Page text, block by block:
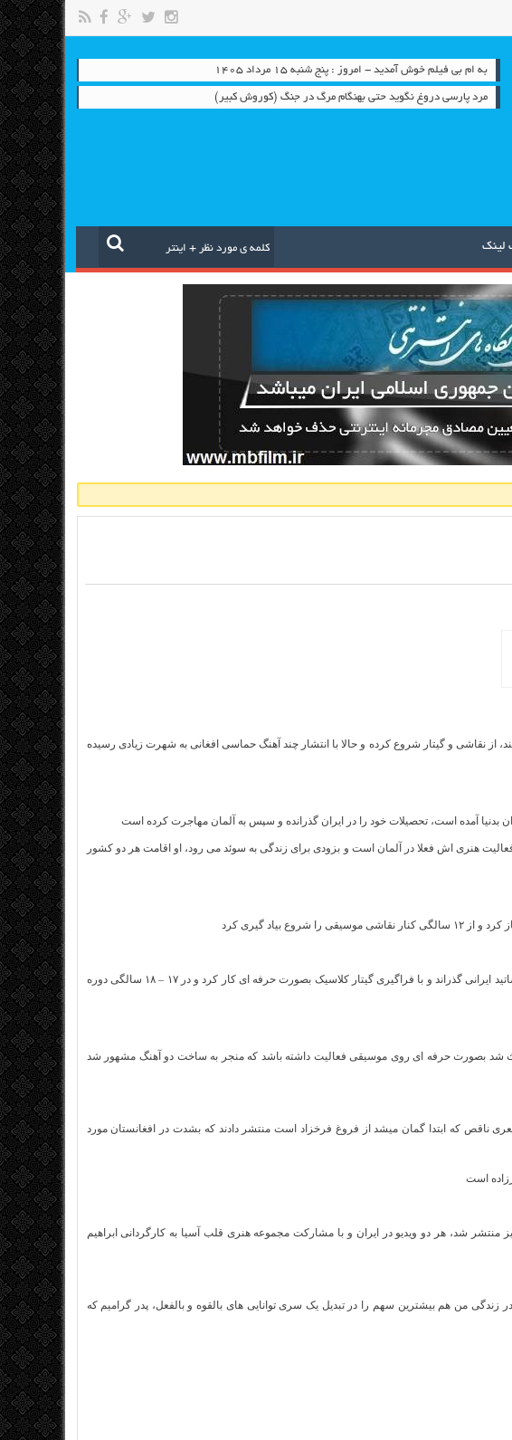
به ام بی فیلم خوش آمدید - امروز : پنج شنبه ۱۵ مرداد ۱۴۰۵
مرد پارسی دروغ نگوید حتی بهنگام مرگ در جنگ (کوروش کبیر)
لینک
از نقاشی و گیتار شروع کرده و حالا با انتشار چند آهنگ حماسی افغانی به شهرت زیادی رسیده
بدنیا آمده است، تحصیلات خود را در ایران گذرانده و سپس به آلمان مهاجرت کرده است
هنری اش فعلا در آلمان است و بزودی برای زندگی به سوئد می رود، او اقامت هر دو کشور
از ۱۲ سالگی دوره های موسیقی سلفژ و نت خوانی را با یکی از اساتید ایرانی گذراند و با فراگیری گیتار کلاسیک بصورت حرفه ای کار کرد و در ۱۷ – ۱۸ سالگی دوره
شد بصورت حرفه ای روی موسیقی فعالیت داشته باشد که منجر به ساخت دو آهنگ مشهور شد
ناقص که ابتدا گمان میشد از فروغ فرخزاد است منتشر دادند که بشدت در افغانستان مورد
است
ویدیو کلیپ آیه، دومین آهنگ مژگان با نام ۲۵ ساله نیز منتشر شد، هر دو ویدیو در ایران و با مشارکت مجموعه هنری قلب آسیا به کارگردانی ابراهیم
من هم بیشترین سهم را در تبدیل یک سری توانایی‌ های بالقوه و بالفعل، پدر گرامیم که